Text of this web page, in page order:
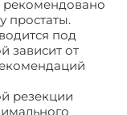
рекомендовано
простаты.
под
зависит от
резекции